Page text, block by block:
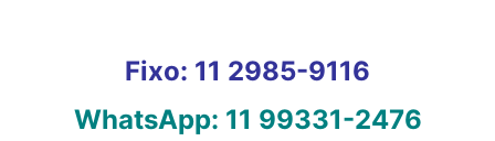
Fixo: 11 2985-9116
WhatsApp: 11 99331-2476